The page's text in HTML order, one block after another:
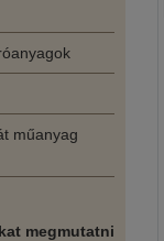
műanyag
megmutatni